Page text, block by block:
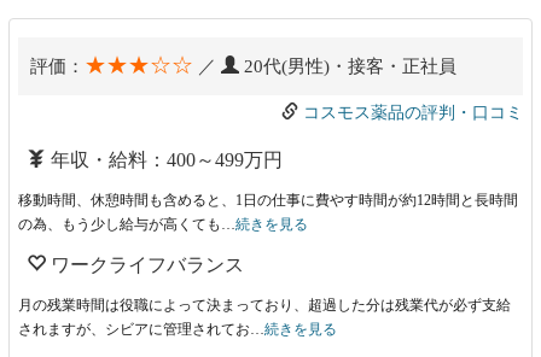
評価： ★★★☆☆ ／ 20代(男性)・接客・正社員
コスモス薬品の評判・口コミ
年収・給料：400～499万円
移動時間、休憩時間も含めると、1日の仕事に費やす時間が約12時間と長時間
の為、もう少し給与が高くても… 続きを見る
ワークライフバランス
月の残業時間は役職によって決まっており、超過した分は残業代が必ず支給
されますが、シビアに管理されてお… 続きを見る